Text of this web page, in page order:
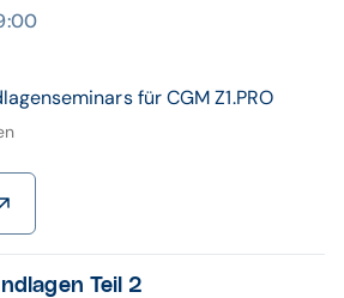
für CGM Z1.PRO
Teil 2